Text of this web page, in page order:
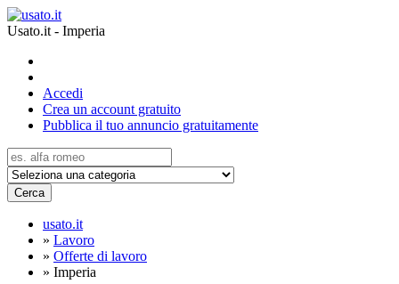
Usato.it - Imperia
Accedi
Crea un account gratuito
Pubblica il tuo annuncio gratuitamente
Cerca
usato.it
» Lavoro
» Offerte di lavoro
» Imperia